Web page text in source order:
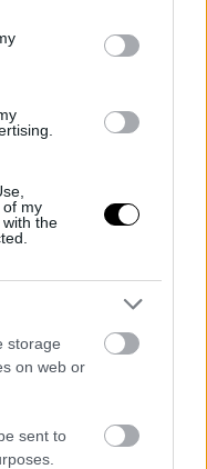
in below Google
of my
the
storage
on web or
sent to
την Porsche τις